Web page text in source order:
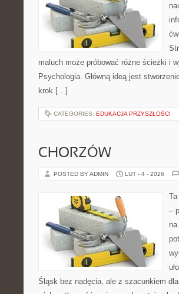
maluch może próbować różne ścieżki i
Psychologia. Główną ideą jest
krok […]
CATEGORIES: EDUKACJA PRZYSZŁOŚCI
CHORZÓW
POSTED BY ADMIN LUT - 4 - 2026
–
Śląsk bez nadęcia, ale z szacunkiem